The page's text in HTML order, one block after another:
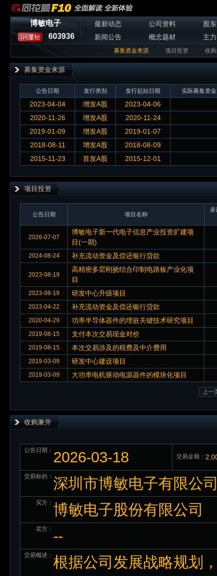
博敏电子
603936
最新动态 公司资料
股
新闻公告
概念题材 主
募集资金来源 项目投资 收
募集资金来源
公告日期 发行类别 发行起始日期 实际募集资
2023-04-04 增发A股
2023-04-06
2020-11-26
增发A股
2020-11-24
2019-01-09
增发A股
2019-01-07
2018-08-11
增发A股
2018-08-09
2015-11-23
首发A股 2015-12-01
项目投资
公告日期 项目名称
承
2026-07-07
博敏电子新一代电子信息产业投资扩建项
目(一期)
2024-08-24 补充流动资金及偿还银行贷款
2023-08-19
高精密多层刚挠结合印制电路板产业化项
目
2023-08-19 研发中心升级项目
2023-04-22 补充流动资金及偿还银行贷款
2020-04-29 功率半导体器件的埋嵌关键技术研究项目
2019-08-15 支付本次交易现金对价
2019-08-15 本次交易涉及的税费及中介费用
2019-03-09 研发中心建设项目
2019-03-09 大功率电机驱动电源器件的模块化项目
上一
收购兼并
公告日期： 2026-03-18 交易金额：
交易标的： 深圳市博敏电子有限公
买方： 博敏电子股份有限公司
卖方： --
交易概述： 根据公司发展战略规划